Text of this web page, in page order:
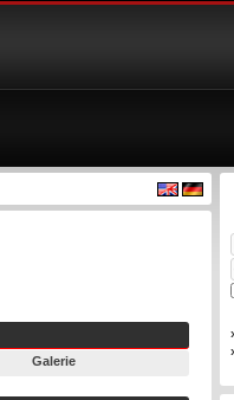
Galerie